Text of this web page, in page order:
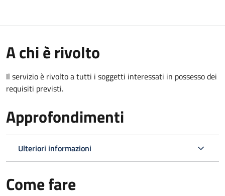
A chi è rivolto
Il servizio è rivolto a tutti i soggetti interessati in possesso dei
requisiti previsti.
Approfondimenti
Ulteriori informazioni
Come fare